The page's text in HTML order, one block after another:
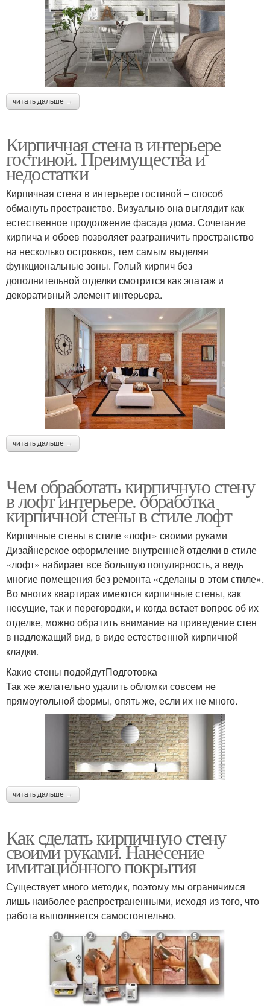
читать дальше →
Кирпичная стена в интерьере
гостиной. Преимущества и
недостатки
Кирпичная стена в интерьере гостиной – способ
обмануть пространство. Визуально она выглядит как
естественное продолжение фасада дома. Сочетание
кирпича и обоев позволяет разграничить пространство
на несколько островков, тем самым выделяя
функциональные зоны. Голый кирпич без
дополнительной отделки смотрится как эпатаж и
декоративный элемент интерьера.
читать дальше →
Чем обработать кирпичную стену
в лофт интерьере. обработка
кирпичной стены в стиле лофт
Кирпичные стены в стиле «лофт» своими руками
Дизайнерское оформление внутренней отделки в стиле
«лофт» набирает все большую популярность, а ведь
многие помещения без ремонта «сделаны в этом стиле».
Во многих квартирах имеются кирпичные стены, как
несущие, так и перегородки, и когда встает вопрос об их
отделке, можно обратить внимание на приведение стен
в надлежащий вид, в виде естественной кирпичной
кладки.
Какие стены подойдутПодготовка
Так же желательно удалить обломки совсем не
прямоугольной формы, опять же, если их не много.
читать дальше →
Как сделать кирпичную стену
своими руками. Нанесение
имитационного покрытия
Существует много методик, поэтому мы ограничимся
лишь наиболее распространенными, исходя из того, что
работа выполняется самостоятельно.